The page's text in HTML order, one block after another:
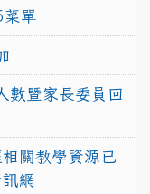
單
數暨家長委員回
關教學資源已
網